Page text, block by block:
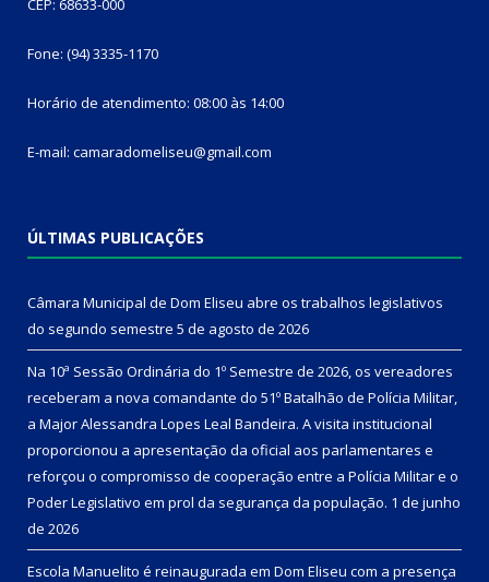
Fone: (94) 3335-1170
Horário de atendimento: 08:00 às 14:00
E-mail: camaradomeliseu@gmail.com
ÚLTIMAS PUBLICAÇÕES
Câmara Municipal de Dom Eliseu abre os trabalhos legislativos
do segundo semestre 5 de agosto de 2026
Na 10ª Sessão Ordinária do 1º Semestre de 2026, os vereadores
receberam a nova comandante do 51º Batalhão de Polícia Militar,
a Major Alessandra Lopes Leal Bandeira. A visita institucional
proporcionou a apresentação da oficial aos parlamentares e
reforçou o compromisso de cooperação entre a Polícia Militar e o
Poder Legislativo em prol da segurança da população. 1 de junho
de 2026
Escola Manuelito é reinaugurada em Dom Eliseu com a presença